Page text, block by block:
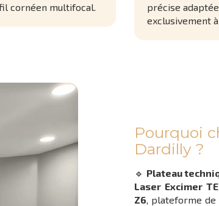
cornéen multifocal.
précise
exclusivement
Pourquoi
Dardilly ?
🔹 Plateau
Laser Excimer
Z6 , plateforme